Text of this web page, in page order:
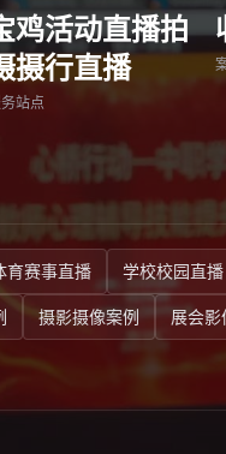
鸡活动直播拍
摄行直播
站点
育赛事直播 学校校园直播
摄影摄像案例 展会影